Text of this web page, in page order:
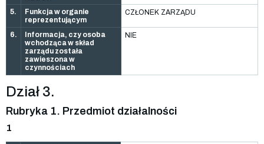
5.
Funkcja w organie
reprezentującym
CZŁONEK ZARZĄDU
6.
Informacja, czy osoba
wchodząca w skład
zarządu została
zawieszona w
czynnościach
NIE
Dział 3.
Rubryka 1. Przedmiot działalności
1